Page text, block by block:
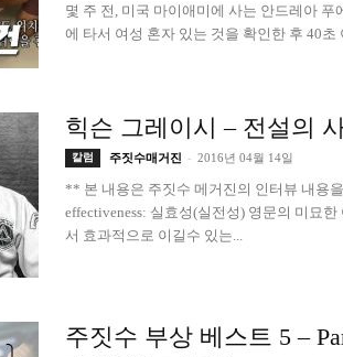
몇 주 전, 미국 마이애미에 사는 안드레아
에 타서 여성 혼자 있는 것을 확인한 후 40초
힉슨 그레이시 – 전설의
칼럼 주짓수매거진 - 2016년 04월 14일
** 본 내용은 주짓수 메거진의 인터뷰 내용
effectiveness: 실효성(실전성) 영문의 미묘
서 효과적으로 이길수 있는...
주짓수 부상 베스트 5 –